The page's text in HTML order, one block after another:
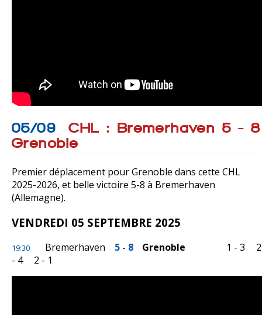
05/09
CHL : Bremerhaven 5 - 8
Grenoble
Premier déplacement pour Grenoble dans cette CHL
2025-2026, et belle victoire 5-8 à Bremerhaven
(Allemagne).
VENDREDI 05 SEPTEMBRE 2025
19:30 Bremerhaven 5 - 8 Grenoble 1 - 3
2
- 4
2 - 1